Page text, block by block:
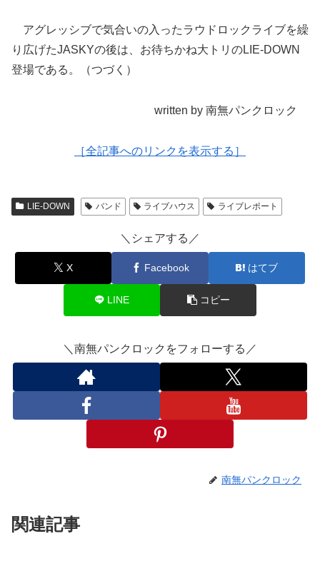
アグレッシブで気合いの入ったラウドロックライブを繰
り広げたJASKYの後は、お待ちかね大トリのLIE-DOWN
登場である。（つづく）
written by 南無パンクロック
［全記事へのリンクを表示する］
LIE-DOWN バンド ライブハウス ライブレポート
＼シェアする／
X Facebook はてブ
LINE コピー
＼南無パンクロックをフォローする／
南無パンクロック
関連記事